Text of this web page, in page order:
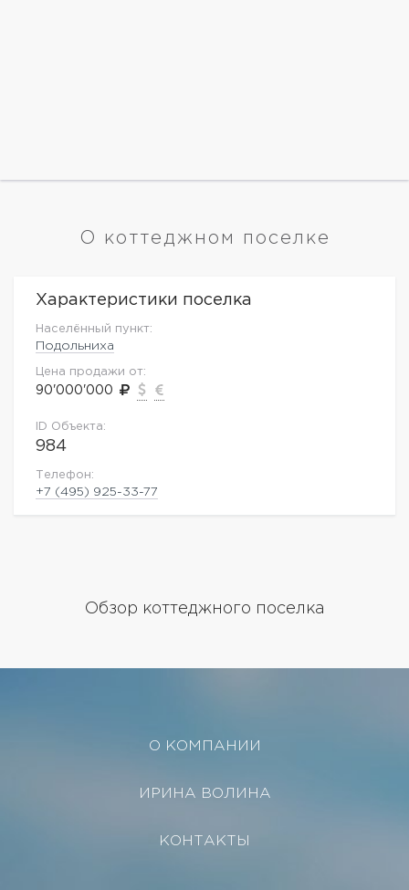
О коттеджном поселке
Характеристики поселка
Населённый пункт:
Подольниха
Цена продажи от:
90'000'000
ID Объекта:
984
Телефон:
+7 (495) 925-33-77
Обзор коттеджного поселка
О КОМПАНИИ
ИРИНА ВОЛИНА
КОНТАКТЫ